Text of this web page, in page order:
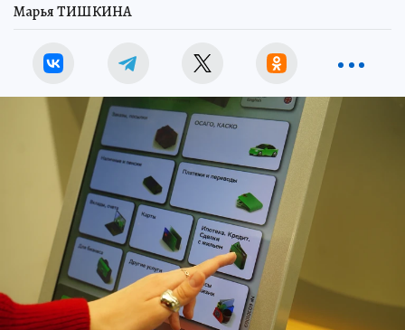
Марья ТИШКИНА